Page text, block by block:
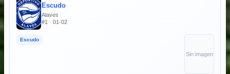
Escudo
Alaves
#1 · 01-02
Escudo
Sin imagen